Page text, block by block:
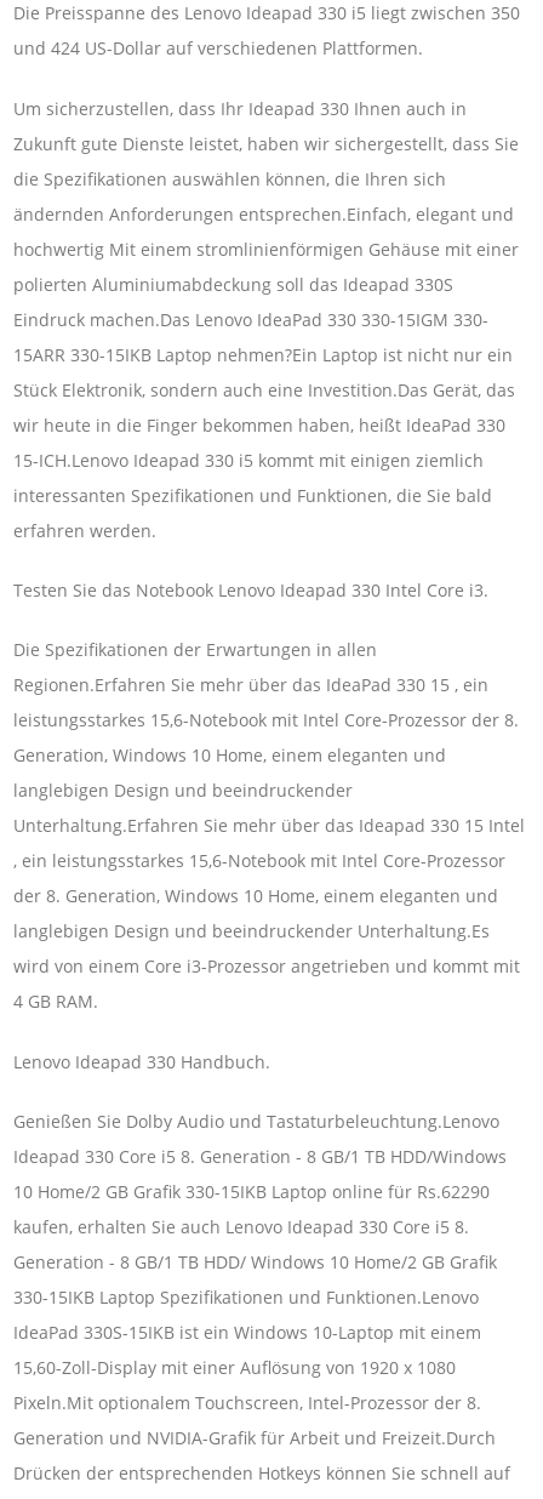
Die Preisspanne des Lenovo Ideapad 330 i5 liegt zwischen 350
und 424 US-Dollar auf verschiedenen Plattformen.
Um sicherzustellen, dass Ihr Ideapad 330 Ihnen auch in
Zukunft gute Dienste leistet, haben wir sichergestellt, dass Sie
die Spezifikationen auswählen können, die Ihren sich
ändernden Anforderungen entsprechen.Einfach, elegant und
hochwertig Mit einem stromlinienförmigen Gehäuse mit einer
polierten Aluminiumabdeckung soll das Ideapad 330S
Eindruck machen.Das Lenovo IdeaPad 330 330-15IGM 330-
15ARR 330-15IKB Laptop nehmen?Ein Laptop ist nicht nur ein
Stück Elektronik, sondern auch eine Investition.Das Gerät, das
wir heute in die Finger bekommen haben, heißt IdeaPad 330
15-ICH.Lenovo Ideapad 330 i5 kommt mit einigen ziemlich
interessanten Spezifikationen und Funktionen, die Sie bald
erfahren werden.
Testen Sie das Notebook Lenovo Ideapad 330 Intel Core i3.
Die Spezifikationen der Erwartungen in allen
Regionen.Erfahren Sie mehr über das IdeaPad 330 15 , ein
leistungsstarkes 15,6-Notebook mit Intel Core-Prozessor der 8.
Generation, Windows 10 Home, einem eleganten und
langlebigen Design und beeindruckender
Unterhaltung.Erfahren Sie mehr über das Ideapad 330 15 Intel
, ein leistungsstarkes 15,6-Notebook mit Intel Core-Prozessor
der 8. Generation, Windows 10 Home, einem eleganten und
langlebigen Design und beeindruckender Unterhaltung.Es
wird von einem Core i3-Prozessor angetrieben und kommt mit
4 GB RAM.
Lenovo Ideapad 330 Handbuch.
Genießen Sie Dolby Audio und Tastaturbeleuchtung.Lenovo
Ideapad 330 Core i5 8. Generation - 8 GB/1 TB HDD/Windows
10 Home/2 GB Grafik 330-15IKB Laptop online für Rs.62290
kaufen, erhalten Sie auch Lenovo Ideapad 330 Core i5 8.
Generation - 8 GB/1 TB HDD/ Windows 10 Home/2 GB Grafik
330-15IKB Laptop Spezifikationen und Funktionen.Lenovo
IdeaPad 330S-15IKB ist ein Windows 10-Laptop mit einem
15,60-Zoll-Display mit einer Auflösung von 1920 x 1080
Pixeln.Mit optionalem Touchscreen, Intel-Prozessor der 8.
Generation und NVIDIA-Grafik für Arbeit und Freizeit.Durch
Drücken der entsprechenden Hotkeys können Sie schnell auf